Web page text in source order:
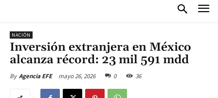
NACIÓN
Inversión extranjera en México
alcanza récord: 23 mil 591 mdd
By Agencia EFE mayo 26, 2026 0 36